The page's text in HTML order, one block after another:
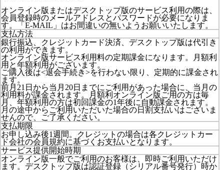
オンライン版またはデスクトップ版のサービス利用の際は、
会員登録時のメールアドレスとパスワードが必要になりま
す。「E-MAIL」はお間違いの無いようお願いいたします。
支払方法
銀行振込、クレジットカード決済、デスクトップ版は代引き
の利用ができます。
オンライン版サービス利用料の定期課金になります。月額利
用と年額利用がございます。
ご購入後は<退会手続き>を行わない限り、定期的に課金され
ます。
前月21日から当月20日までにご利用があった場合に、当月の
利用料が課金されます。月額利オンライン版ご用の方は毎
月、年額利用の方は初回課金の1年後に自動課金されます。
月の途中からご利用いただいた場合の日割支払いはございま
せんので、ご了承ください。
支払期限
お申し込み後1週間。クレジットの場合は各クレジットカー
ド会社の会員規約に基づくお支払いとなります。
サービス提供開始時期
オンライン版一般でご利用のお客様は、即時ご利用いただけ
ます。デスクトップ版は認証登録（シリアル番号発行）時か